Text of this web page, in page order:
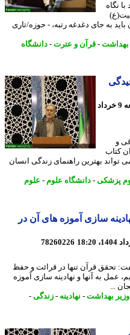
جای دغدغه رتبه، - حوزه/تاری
-قرآن و عترت- دانشگاه
پیش - جمعه 9 خرداد
بهترین راهنمای زندگی انسان
-دانشگاه علوم-علوم
سازی آموزه های آن در
78260226
قرآن تنها در قرائت و حفظ
به آنها و نهادینه سازی آموزه
بهداشت -نهادینه-زندگی-